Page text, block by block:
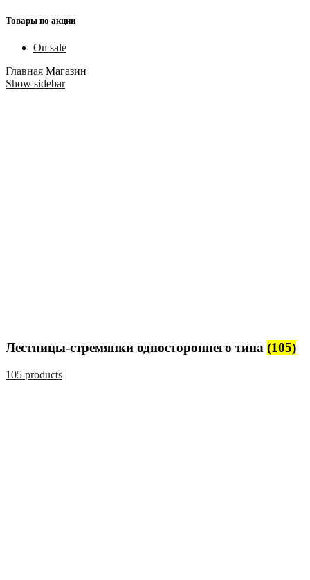
Товары по акции
On sale
Главная Магазин
Show sidebar
Лестницы-стремянки одностороннего типа (105)
105 products